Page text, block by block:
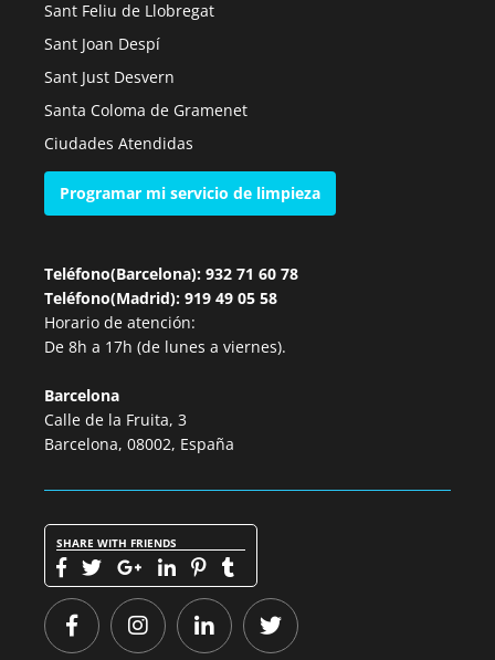
Sant Feliu de Llobregat
Sant Joan Despí
Sant Just Desvern
Santa Coloma de Gramenet
Ciudades Atendidas
Programar mi servicio de limpieza
Teléfono(Barcelona): 932 71 60 78
Teléfono(Madrid): 919 49 05 58
Horario de atención:
De 8h a 17h (de lunes a viernes).
Barcelona
Calle de la Fruita, 3
Barcelona, 08002, España
SHARE WITH FRIENDS